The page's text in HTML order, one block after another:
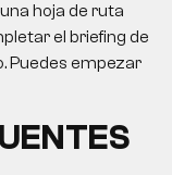
hoja de ruta
el briefing de
Puedes empezar